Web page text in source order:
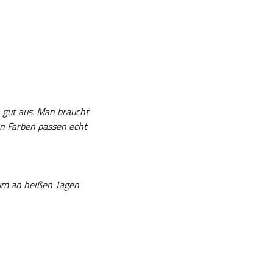
aus. Man braucht
Farben passen echt
an heißen Tagen